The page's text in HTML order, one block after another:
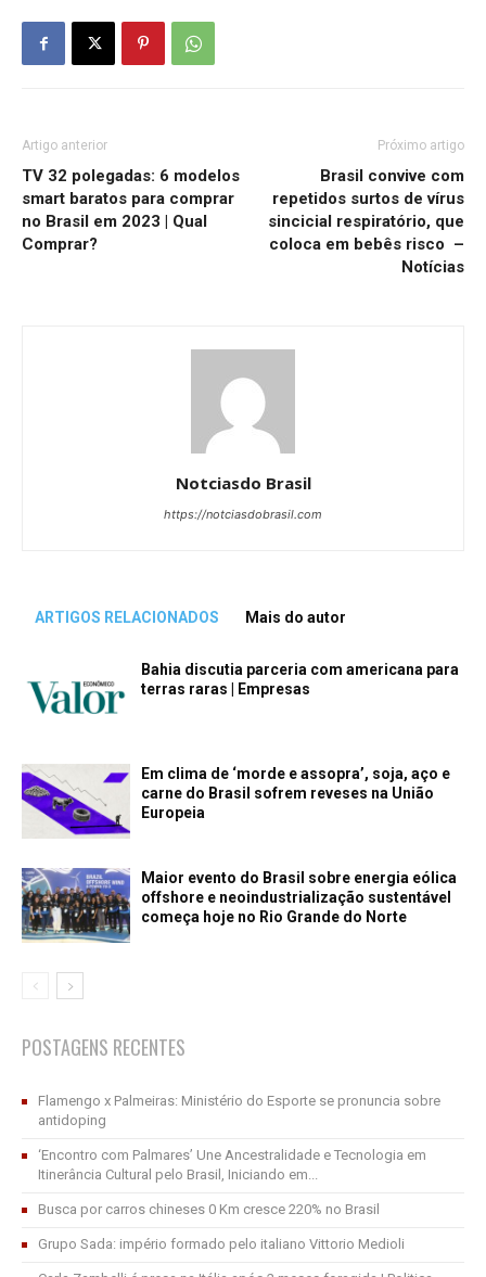
Artigo anterior
TV 32 polegadas: 6 modelos
smart baratos para comprar
no Brasil em 2023 | Qual
Comprar?
Próximo artigo
Brasil convive com
repetidos surtos de vírus
sincicial respiratório, que
coloca em bebês risco –
Notícias
Notciasdo Brasil
https://notciasdobrasil.com
ARTIGOS RELACIONADOS Mais do autor
Bahia discutia parceria com americana para
terras raras | Empresas
Em clima de ‘morde e assopra’, soja, aço e
carne do Brasil sofrem reveses na União
Europeia
Maior evento do Brasil sobre energia eólica
offshore e neoindustrialização sustentável
começa hoje no Rio Grande do Norte
POSTAGENS RECENTES
Flamengo x Palmeiras: Ministério do Esporte se pronuncia sobre
antidoping
‘Encontro com Palmares’ Une Ancestralidade e Tecnologia em
Itinerância Cultural pelo Brasil, Iniciando em...
Busca por carros chineses 0 Km cresce 220% no Brasil
Grupo Sada: império formado pelo italiano Vittorio Medioli